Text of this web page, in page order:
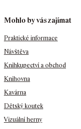
Mohlo by vás zajímat
Praktické informace
Návštěva
Knihkupectví a obchod
Knihovna
Kavárna
Dětský koutek
Vizuální herny